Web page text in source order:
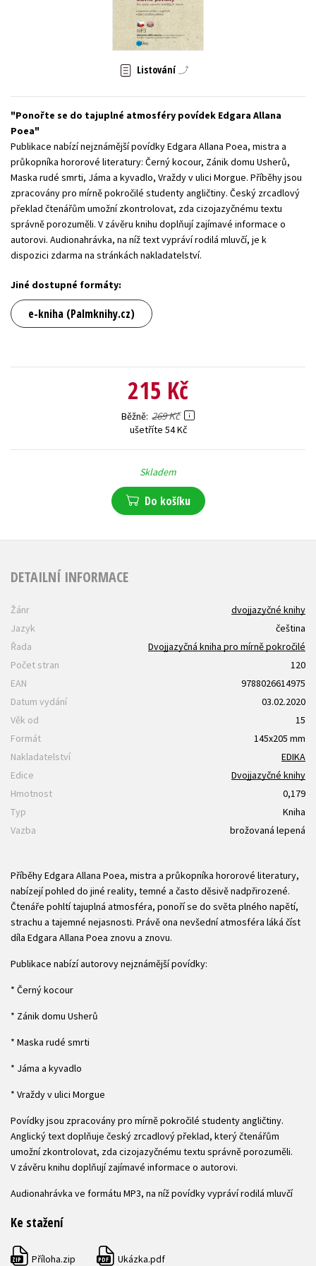
Zahraniční literatura
Všechny tituly
Listování
Ponořte se do tajuplné atmosféry povídek Edgara Allana
Poea
Publikace nabízí nejznámější povídky Edgara Allana Poea, mistra a
průkopníka hororové literatury: Černý kocour, Zánik domu Usherů,
Maska rudé smrti, Jáma a kyvadlo, Vraždy v ulici Morgue. Příběhy jsou
zpracovány pro mírně pokročilé studenty angličtiny. Český zrcadlový
překlad čtenářům umožní zkontrolovat, zda cizojazyčnému textu
správně porozuměli. V závěru knihu doplňují zajímavé informace o
autorovi. Audionahrávka, na níž text vypráví rodilá mluvčí, je k
dispozici zdarma na stránkách nakladatelství.
Jiné dostupné formáty:
e-kniha (Palmknihy.cz)
215 Kč
Běžně 269 Kč
ušetříte 54 Kč
Skladem
Do košíku
DETAILNÍ INFORMACE
Žánr
dvojjazyčné knihy
Jazyk
čeština
Řada
Dvojjazyčná kniha pro mírně pokročilé
Počet stran
120
EAN
9788026614975
Datum vydání
03.02.2020
Věk od
15
Formát
145x205 mm
Nakladatelství
EDIKA
Edice
Dvojjazyčné knihy
Hmotnost
0,179
Typ
Kniha
Vazba
brožovaná lepená
Příběhy Edgara Allana Poea, mistra a průkopníka hororové literatury,
nabízejí pohled do jiné reality, temné a často děsivě nadpřirozené.
Čtenáře pohltí tajuplná atmosféra, ponoří se do světa plného napětí,
strachu a tajemné nejasnosti. Právě ona nevšední atmosféra láká číst
díla Edgara Allana Poea znovu a znovu.
Publikace nabízí autorovy nejznámější povídky:
* Černý kocour
* Zánik domu Usherů
* Maska rudé smrti
* Jáma a kyvadlo
* Vraždy v ulici Morgue
Povídky jsou zpracovány pro mírně pokročilé studenty angličtiny.
Anglický text doplňuje český zrcadlový překlad, který čtenářům
umožní zkontrolovat, zda cizojazyčnému textu správně porozuměli.
V závěru knihu doplňují zajímavé informace o autorovi.
Audionahrávka ve formátu MP3, na níž povídky vypráví rodilá mluvčí
Ke stažení
ZIP Příloha.zip PDF Ukázka.pdf